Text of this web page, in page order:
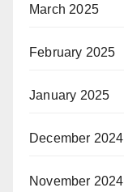
March 2025
February 2025
January 2025
December 2024
November 2024